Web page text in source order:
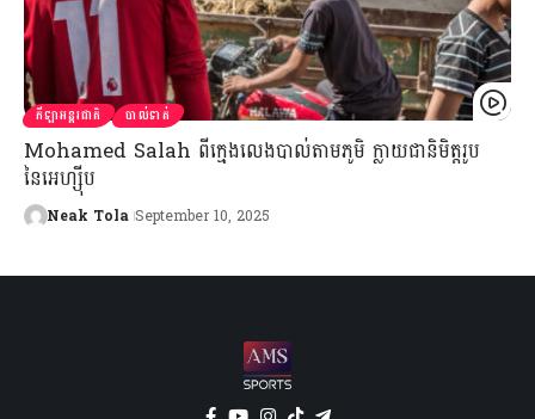
កីឡាអន្តរជាតិ បាល់ទាត់
Mohamed Salah ពីក្មេងលេងបាល់តាមភូមិ ក្លាយជានិមិត្តរូប
នៃអេហ្ស៊ីប
Neak Tola September 10, 2025